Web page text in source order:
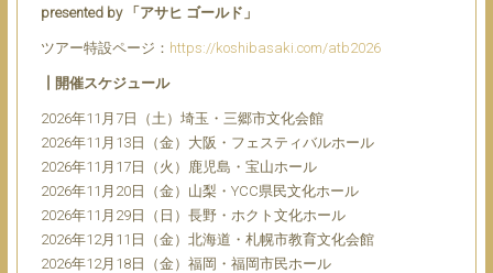
presented by 「アサヒ ゴールド」
ツアー特設ページ： https://koshibasaki.com/atb2026
┃開催スケジュール
2026年11月7日（土）埼玉・三郷市文化会館
2026年11月13日（金）大阪・フェスティバルホール
2026年11月17日（火）鹿児島・宝山ホール
2026年11月20日（金）山梨・YCC県民文化ホール
2026年11月29日（日）長野・ホクト文化ホール
2026年12月11日（金）北海道・札幌市教育文化会館
2026年12月18日（金）福岡・福岡市民ホール